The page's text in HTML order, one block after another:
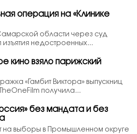
операция на «Клинике
области через суд
изъятия недостроенных...
кино взяло парижский
«Гамбит Виктора» выпускниц
получила...
без мандата и без
на выборы в Промышленном округе